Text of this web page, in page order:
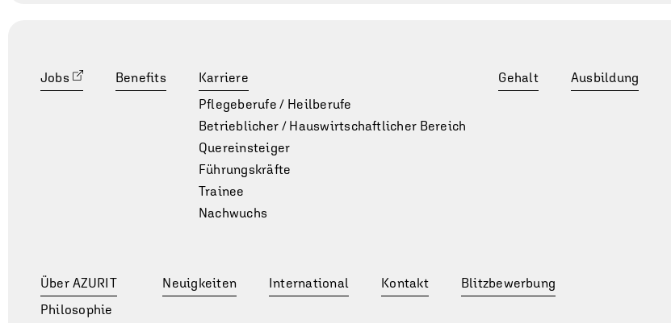
Jobs Benefits
Karriere
Pflegeberufe / Heilberufe
Betrieblicher / Hauswirt­schaft­lich­er Bereich
Quereinsteiger
Führungskräfte
Trainee
Nachwuchs
Gehalt Ausbildung
Über AZURIT
Philosophie
Neuigkeiten International Kontakt Blitzbewerbung